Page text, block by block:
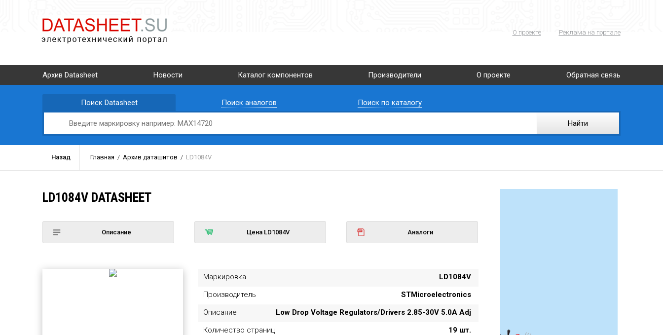
О проекте Реклама на портале
Архив Datasheet Новости Каталог компонентов Производители О проекте Обратная связь
Поиск Datasheet Поиск аналогов Поиск по каталогу
Назад Главная / Архив даташитов / LD1084V
LD1084V DATASHEET
Описание Цена LD1084V Аналоги
Маркировка
LD1084V
Производитель
STMicroelectronics
Описание
Low Drop Voltage Regulators/Drivers 2.85-30V 5.0A Adj
Количество страниц
19 шт.